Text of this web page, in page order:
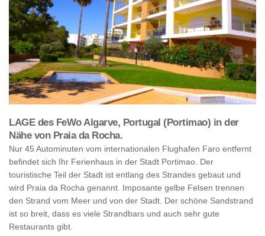
LAGE des FeWo Algarve, Portugal (Portimao) in der
Nähe von Praia da Rocha.
Nur 45 Autominuten vom internationalen Flughafen Faro entfernt
befindet sich Ihr Ferienhaus in der Stadt Portimao. Der
touristische Teil der Stadt ist entlang des Strandes gebaut und
wird Praia da Rocha genannt. Imposante gelbe Felsen trennen
den Strand vom Meer und von der Stadt. Der schöne Sandstrand
ist so breit, dass es viele Strandbars und auch sehr gute
Restaurants gibt.